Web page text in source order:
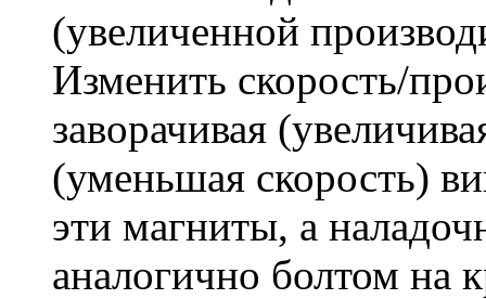
(увеличенной
Изменить скорость/
заворачивая
(уменьшая скорость)
эти магниты, а
аналогично болтом на